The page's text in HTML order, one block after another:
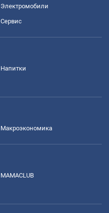
Электромобили
Сервис
Напитки
Mакроэкономика
MAMACLUB